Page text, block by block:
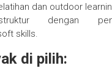
dan outdoor
dengan
skills.
di pilih: